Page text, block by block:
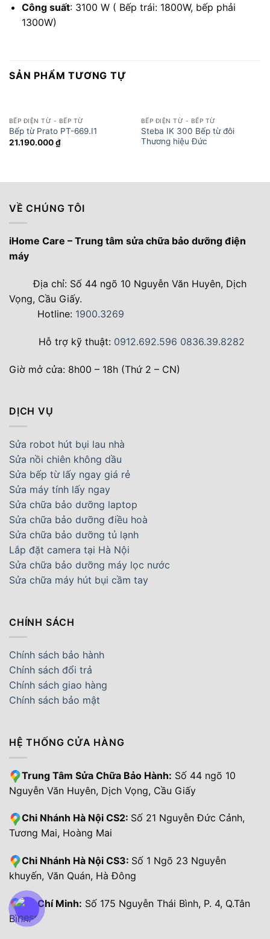
Công suất: 3100 W ( Bếp trái: 1800W, bếp phải
1300W)
SẢN PHẨM TƯƠNG TỰ
BẾP ĐIỆN TỪ - BẾP TỪ
Bếp từ Prato PT-669.I1
21.190.000₫
BẾP ĐIỆN TỪ - BẾP TỪ
Steba IK 300 Bếp từ đôi
Thương hiệu Đức
VỀ CHÚNG TÔI
iHome Care – Trung tâm sửa chữa bảo dưỡng điện
máy
Địa chỉ: Số 44 ngõ 10 Nguyễn Văn Huyên, Dịch
Vọng, Cầu Giấy.
Hotline: 1900.3269
Hỗ trợ kỹ thuật: 0912.692.596 0836.39.8282
Giờ mở cửa: 8h00 – 18h (Thứ 2 – CN)
DỊCH VỤ
Sửa robot hút bụi lau nhà
Sửa nồi chiên không dầu
Sửa bếp từ lấy ngay giá rẻ
Sửa máy tính lấy ngay
Sửa chữa bảo dưỡng laptop
Sửa chữa bảo dưỡng điều hoà
Sửa chữa bảo dưỡng tủ lạnh
Lắp đặt camera tại Hà Nội
Sửa chữa bảo dưỡng máy lọc nước
Sửa chữa máy hút bụi cầm tay
CHÍNH SÁCH
Chính sách bảo hành
Chính sách đổi trả
Chính sách giao hàng
Chính sách bảo mật
HỆ THỐNG CỬA HÀNG
Trung Tâm Sửa Chữa Bảo Hành: Số 44 ngõ 10
Nguyễn Văn Huyên, Dịch Vọng, Cầu Giấy
Chi Nhánh Hà Nội CS2: Số 21 Nguyễn Đức Cảnh,
Tương Mai, Hoàng Mai
Chi Nhánh Hà Nội CS3: Số 1 Ngõ 23 Nguyễn
khuyến, Văn Quán, Hà Đông
Hồ Chí Minh: Số 175 Nguyễn Thái Bình, P. 4, Q.Tân
Bình.